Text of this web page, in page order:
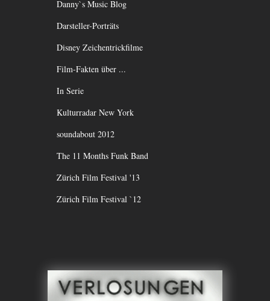
Danny`s Music Blog
Darsteller-Porträts
Disney Zeichentrickfilme
Film-Fakten über ...
In Serie
Kulturradar New York
soundabout 2012
The 11 Months Funk Band
Zürich Film Festival '13
Zürich Film Festival `12